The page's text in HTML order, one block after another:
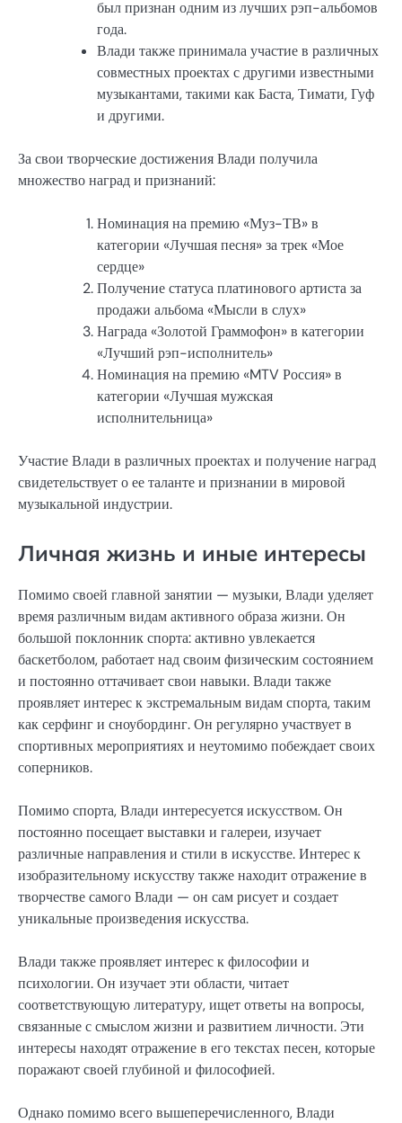
был признан одним из лучших рэп-альбомов
года.
Влади также принимала участие в различных
совместных проектах с другими известными
музыкантами, такими как Баста, Тимати, Гуф
и другими.
За свои творческие достижения Влади получила
множество наград и признаний:
Номинация на премию «Муз-ТВ» в
категории «Лучшая песня» за трек «Мое
сердце»
Получение статуса платинового артиста за
продажи альбома «Мысли в слух»
Награда «Золотой Граммофон» в категории
«Лучший рэп-исполнитель»
Номинация на премию «MTV Россия» в
категории «Лучшая мужская
исполнительница»
Участие Влади в различных проектах и получение наград
свидетельствует о ее таланте и признании в мировой
музыкальной индустрии.
Личная жизнь и иные интересы
Помимо своей главной занятии — музыки, Влади уделяет
время различным видам активного образа жизни. Он
большой поклонник спорта: активно увлекается
баскетболом, работает над своим физическим состоянием
и постоянно оттачивает свои навыки. Влади также
проявляет интерес к экстремальным видам спорта, таким
как серфинг и сноубординг. Он регулярно участвует в
спортивных мероприятиях и неутомимо побеждает своих
соперников.
Помимо спорта, Влади интересуется искусством. Он
постоянно посещает выставки и галереи, изучает
различные направления и стили в искусстве. Интерес к
изобразительному искусству также находит отражение в
творчестве самого Влади — он сам рисует и создает
уникальные произведения искусства.
Влади также проявляет интерес к философии и
психологии. Он изучает эти области, читает
соответствующую литературу, ищет ответы на вопросы,
связанные с смыслом жизни и развитием личности. Эти
интересы находят отражение в его текстах песен, которые
поражают своей глубиной и философией.
Однако помимо всего вышеперечисленного, Влади